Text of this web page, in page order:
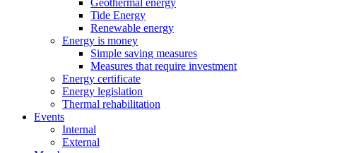
Geothermal energy
Tide Energy
Renewable energy
Energy is money
Simple saving measures
Measures that require investment
Energy certificate
Energy legislation
Thermal rehabilitation
Events
Internal
External